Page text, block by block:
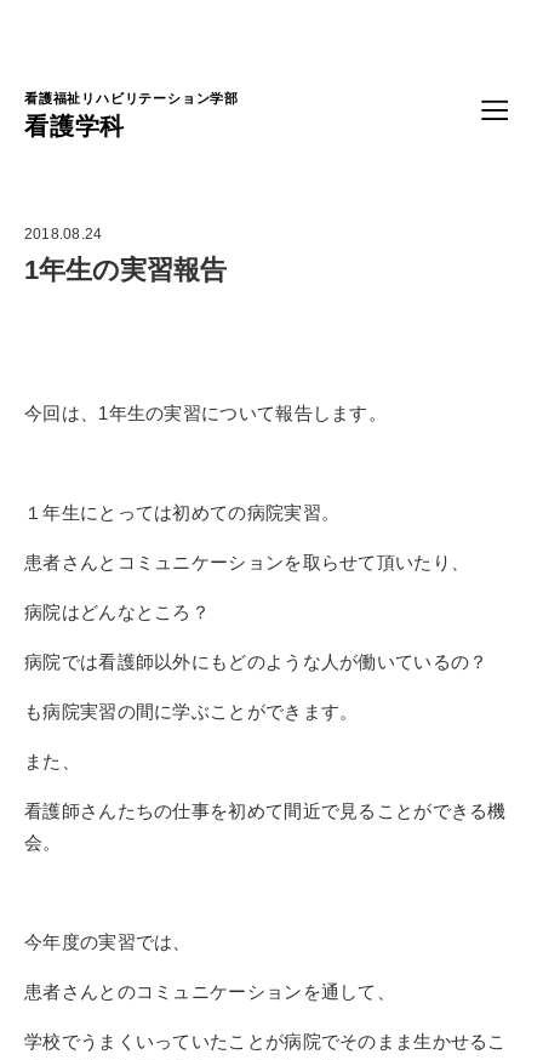
看護福祉リハビリテーション学部
看護学科
2018.08.24
1年生の実習報告
今回は、1年生の実習について報告します。
１年生にとっては初めての病院実習。
患者さんとコミュニケーションを取らせて頂いたり、
病院はどんなところ？
病院では看護師以外にもどのような人が働いているの？
も病院実習の間に学ぶことができます。
また、
看護師さんたちの仕事を初めて間近で見ることができる機
会。
今年度の実習では、
患者さんとのコミュニケーションを通して、
学校でうまくいっていたことが病院でそのまま生かせるこ